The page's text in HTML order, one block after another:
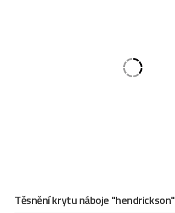
Těsnění krytu náboje "hendrickson"